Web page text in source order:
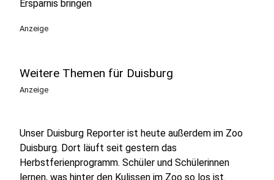
Ersparnis bringen
Anzeige
Weitere Themen für Duisburg
Anzeige
Unser Duisburg Reporter ist heute außerdem im Zoo
Duisburg. Dort läuft seit gestern das
Herbstferienprogramm. Schüler und Schülerinnen
lernen, was hinter den Kulissen im Zoo so los ist.